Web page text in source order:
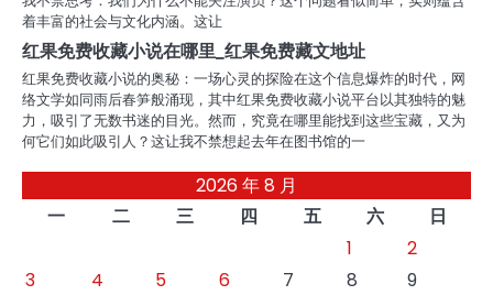
着丰富的社会与文化内涵。这让
红果免费收藏小说在哪里_红果免费藏文地址
红果免费收藏小说的奥秘：一场心灵的探险在这个信息爆炸的时代，网
络文学如同雨后春笋般涌现，其中红果免费收藏小说平台以其独特的魅
力，吸引了无数书迷的目光。然而，究竟在哪里能找到这些宝藏，又为
何它们如此吸引人？这让我不禁想起去年在图书馆的一
2026 年 8 月
一
二 三 四 五 六
日
1
2
3
4 5 6 7 8
9